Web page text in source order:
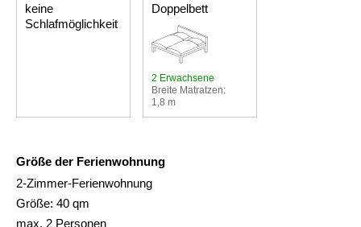
keine
Schlafmöglichkeit
Doppelbett
2 Erwachsene
Breite Matratzen:
1,8 m
Größe der Ferienwohnung
2-Zimmer-Ferienwohnung
Größe: 40 qm
max. 2 Personen